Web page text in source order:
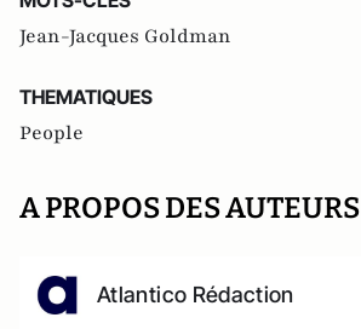
Jean-Jacques Goldman
THEMATIQUES
People
A PROPOS DES AUTEURS
Atlantico Rédaction